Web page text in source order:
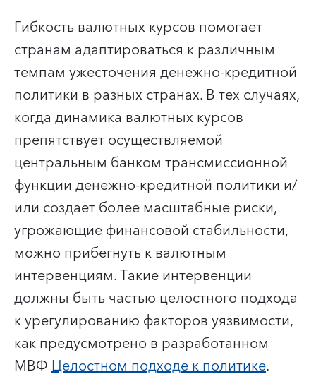
Гибкость валютных курсов помогает
странам адаптироваться к различным
темпам ужесточения денежно-кредитной
политики в разных странах. В тех случаях,
когда динамика валютных курсов
препятствует осуществляемой
центральным банком трансмиссионной
функции денежно-кредитной политики и/
или создает более масштабные риски,
угрожающие финансовой стабильности,
можно прибегнуть к валютным
интервенциям. Такие интервенции
должны быть частью целостного подхода
к урегулированию факторов уязвимости,
как предусмотрено в разработанном
МВФЦелостном подходе к политике.